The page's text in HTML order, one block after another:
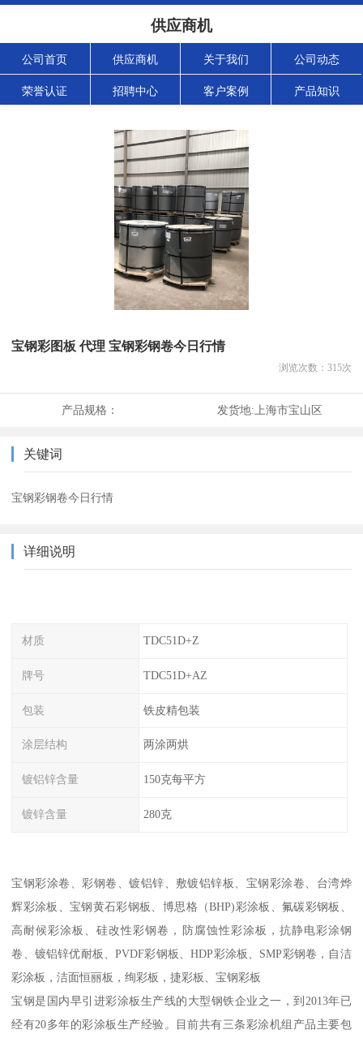
供应商机
公司首页 供应商机 关于我们 公司动态
荣誉认证 招聘中心 客户案例 产品知识
宝钢彩图板 代理 宝钢彩钢卷今日行情
浏览次数： 315次
产品规格： 发货地: 上海市宝山区
关键词
宝钢彩钢卷今日行情
详细说明
材质 TDC51D+Z
牌号 TDC51D+AZ
包装 铁皮精包装
涂层结构 两涂两烘
镀铝锌含量 150克每平方
镀锌含量 280克
宝钢彩涂卷、彩钢卷、镀铝锌、敷镀铝锌板、宝钢彩涂卷、台湾烨
辉彩涂板、宝钢黄石彩钢板、博思格（BHP)彩涂板、氟碳彩钢板、
高耐候彩涂板、硅改性彩钢卷，防腐蚀性彩涂板，抗静电彩涂钢
卷、镀铝锌优耐板、PVDF彩钢板、HDP彩涂板、SMP彩钢卷，自洁
彩涂板，洁面恒丽板，绚彩板，捷彩板、宝钢彩板
宝钢是国内早引进彩涂板生产线的大型钢铁企业之一，到2013年已
经有20多年的彩涂板生产经验。目前共有三条彩涂机组产品主要包